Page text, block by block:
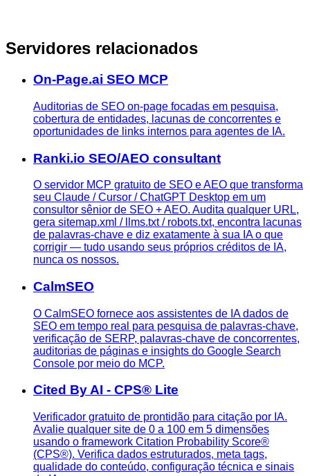
Servidores relacionados
On-Page.ai SEO MCP
Auditorias de SEO on-page focadas em pesquisa,
cobertura de entidades, lacunas de concorrentes e
oportunidades de links internos para agentes de IA.
Ranki.io SEO/AEO consultant
O servidor MCP gratuito de SEO e AEO que transforma
seu Claude / Cursor / ChatGPT Desktop em um
consultor sênior de SEO + AEO. Audita qualquer URL,
gera sitemap.xml / llms.txt / robots.txt, encontra lacunas
de palavras-chave e diz exatamente à sua IA o que
corrigir — tudo usando seus próprios créditos de IA,
nunca os nossos.
CalmSEO
O CalmSEO fornece aos assistentes de IA dados de
SEO em tempo real para pesquisa de palavras-chave,
verificação de SERP, palavras-chave de concorrentes,
auditorias de páginas e insights do Google Search
Console por meio do MCP.
Cited By AI - CPS® Lite
Verificador gratuito de prontidão para citação por IA.
Avalie qualquer site de 0 a 100 em 5 dimensões
usando o framework Citation Probability Score®
(CPS®). Verifica dados estruturados, meta tags,
qualidade do conteúdo, configuração técnica e sinais